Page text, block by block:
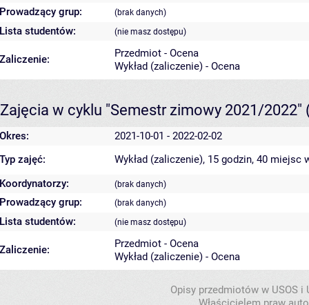
Prowadzący grup: (brak danych)
Lista studentów: (nie masz dostępu)
Zaliczenie:
Przedmiot - Ocena
Wykład (zaliczenie) - Ocena
Zajęcia w cyklu "Semestr zimowy 2021/2022"
Okres:
2021-10-01 - 2022-02-02
Typ zajęć:
Wykład (zaliczenie), 15 godzin, 40 miejsc
Koordynatorzy:
(brak danych)
Prowadzący grup: (brak danych)
Lista studentów: (nie masz dostępu)
Zaliczenie:
Przedmiot - Ocena
Wykład (zaliczenie) - Ocena
Opisy przedmiotów w USOS